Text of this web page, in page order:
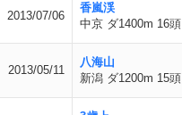
2013/07/06
香嵐渓
中京 ダ1400m 16頭
2013/05/11
八海山
新潟 ダ1200m 15頭